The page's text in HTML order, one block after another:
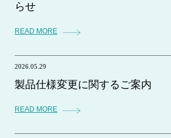
らせ
READ MORE
2026.05.29
製品仕様変更に関するご案内
READ MORE